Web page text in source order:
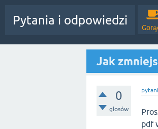
Pytania i odpowiedzi
Jak
0
głosów
pdf